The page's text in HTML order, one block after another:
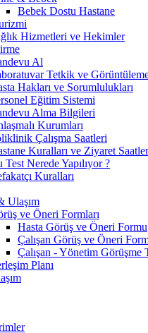
Bebek Dostu Hastane
Hizmetleri ve Hekimler
Al
Tetkik ve
Hakları ve Sorumlulukları
Eğitim Sistemi
Alma Bilgileri
Kurumları
Çalışma Saatleri
Kuralları ve Ziyaret
Test Nerede Yapılıyor ?
Kuralları
Ulaşım
ve Öneri Formları
Hasta Görüş ve Öneri Formu
Çalışan Görüş ve Öneri
Çalışan - Yönetim Görüşme
Planı